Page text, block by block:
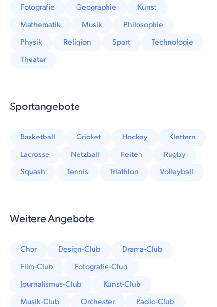
Fotografie
Geographie
Kunst
Mathematik
Musik
Philosophie
Physik
Religion Sport
Technologie
Theater
Sportangebote
Basketball Cricket Hockey
Klettern
Lacrosse
Netzball Reiten
Rugby
Squash
Tennis Triathlon Volleyball
Weitere Angebote
Chor Design-Club
Drama-Club
Film-Club
Fotografie-Club
Journalismus-Club
Kunst-Club
Musik-Club
Orchester
Radio-Club